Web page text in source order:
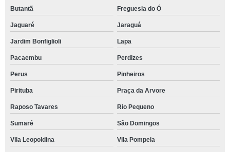
Butantã Freguesia do Ó
Jaguaré Jaraguá
Jardim Bonfiglioli Lapa
Pacaembu Perdizes
Perus Pinheiros
Pirituba Praça da Arvore
Raposo Tavares Rio Pequeno
Sumaré São Domingos
Vila Leopoldina Vila Pompeia